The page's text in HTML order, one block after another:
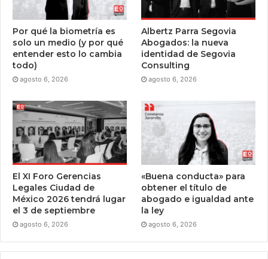
Por qué la biometría es
solo un medio (y por qué
entender esto lo cambia
todo)
agosto 6, 2026
Albertz Parra Segovia
Abogados: la nueva
identidad de Segovia
Consulting
agosto 6, 2026
El XI Foro Gerencias
Legales Ciudad de
México 2026 tendrá lugar
el 3 de septiembre
agosto 6, 2026
«Buena conducta» para
obtener el título de
abogado e igualdad ante
la ley
agosto 6, 2026